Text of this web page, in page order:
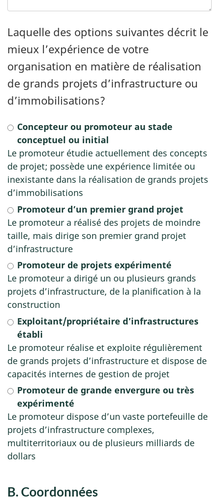
Laquelle des options suivantes décrit le
mieux l’expérience de votre
organisation en matière de réalisation
de grands projets d’infrastructure ou
d’immobilisations?
Concepteur ou promoteur au stade
conceptuel ou initial
Le promoteur étudie actuellement des concepts
de projet; possède une expérience limitée ou
inexistante dans la réalisation de grands projets
d’immobilisations
Promoteur d’un premier grand projet
Le promoteur a réalisé des projets de moindre
taille, mais dirige son premier grand projet
d’infrastructure
Promoteur de projets expérimenté
Le promoteur a dirigé un ou plusieurs grands
projets d’infrastructure, de la planification à la
construction
Exploitant/propriétaire d’infrastructures
établi
Le promoteur réalise et exploite régulièrement
de grands projets d’infrastructure et dispose de
capacités internes de gestion de projet
Promoteur de grande envergure ou très
expérimenté
Le promoteur dispose d’un vaste portefeuille de
projets d’infrastructure complexes,
multiterritoriaux ou de plusieurs milliards de
dollars
B. Coordonnées